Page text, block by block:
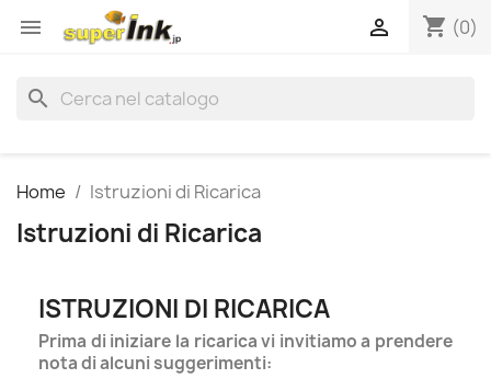
 shopping_cart (0)

search
Home Istruzioni di Ricarica
Istruzioni di Ricarica
ISTRUZIONI DI RICARICA
Prima di iniziare la ricarica vi invitiamo a prendere
nota di alcuni suggerimenti: